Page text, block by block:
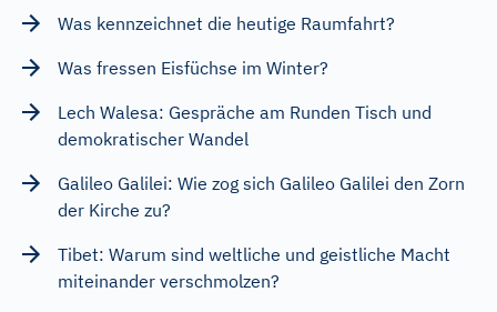
Was kennzeichnet die heutige Raumfahrt?
Was fressen Eisfüchse im Winter?
Lech Walesa: Gespräche am Runden Tisch und
demokratischer Wandel
Galileo Galilei: Wie zog sich Galileo Galilei den Zorn
der Kirche zu?
Tibet: Warum sind weltliche und geistliche Macht
miteinander verschmolzen?